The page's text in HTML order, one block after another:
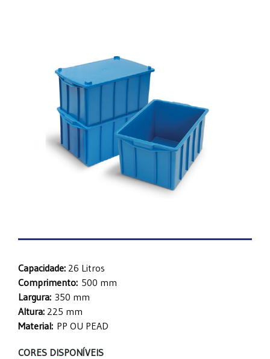
Capacidade: 26 Litros
Comprimento: 500 mm
Largura: 350 mm
Altura: 225 mm
Material: PP OU PEAD
CORES DISPONÍVEIS